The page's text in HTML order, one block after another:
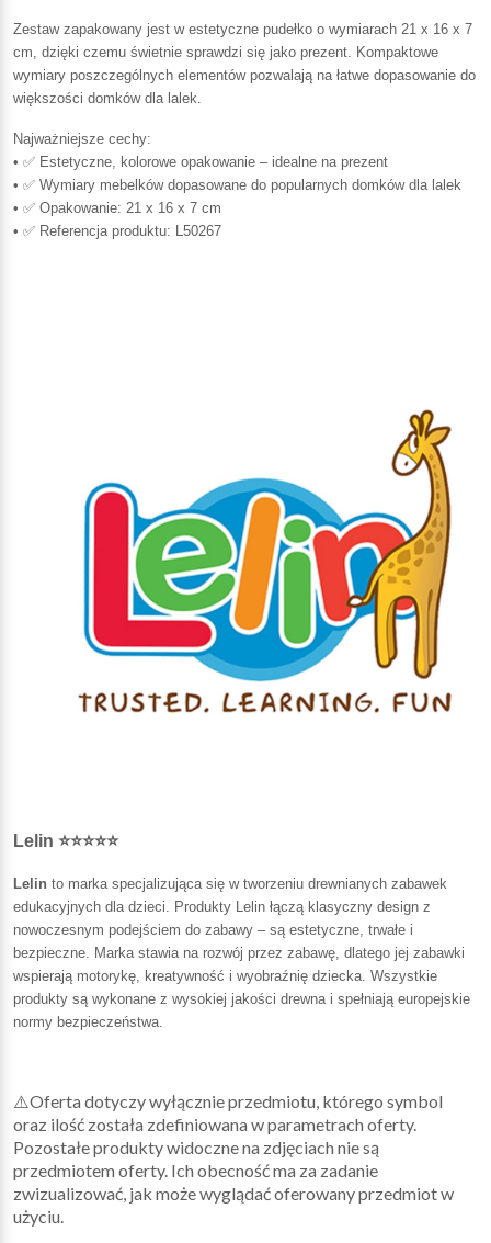
Zestaw zapakowany jest w estetyczne pudełko o wymiarach 21 x 16 x 7
cm, dzięki czemu świetnie sprawdzi się jako prezent. Kompaktowe
wymiary poszczególnych elementów pozwalają na łatwe dopasowanie do
większości domków dla lalek.
Najważniejsze cechy:
• ✅ Estetyczne, kolorowe opakowanie – idealne na prezent
• ✅ Wymiary mebelków dopasowane do popularnych domków dla lalek
• ✅ Opakowanie: 21 x 16 x 7 cm
• ✅ Referencja produktu: L50267
Lelin ⭐⭐⭐⭐⭐
Lelin to marka specjalizująca się w tworzeniu drewnianych zabawek
edukacyjnych dla dzieci. Produkty Lelin łączą klasyczny design z
nowoczesnym podejściem do zabawy – są estetyczne, trwałe i
bezpieczne. Marka stawia na rozwój przez zabawę, dlatego jej zabawki
wspierają motorykę, kreatywność i wyobraźnię dziecka. Wszystkie
produkty są wykonane z wysokiej jakości drewna i spełniają europejskie
normy bezpieczeństwa.
⚠️Oferta dotyczy wyłącznie przedmiotu, którego symbol
oraz ilość została zdefiniowana w parametrach oferty.
Pozostałe produkty widoczne na zdjęciach nie są
przedmiotem oferty. Ich obecność ma za zadanie
zwizualizować, jak może wyglądać oferowany przedmiot w
użyciu.